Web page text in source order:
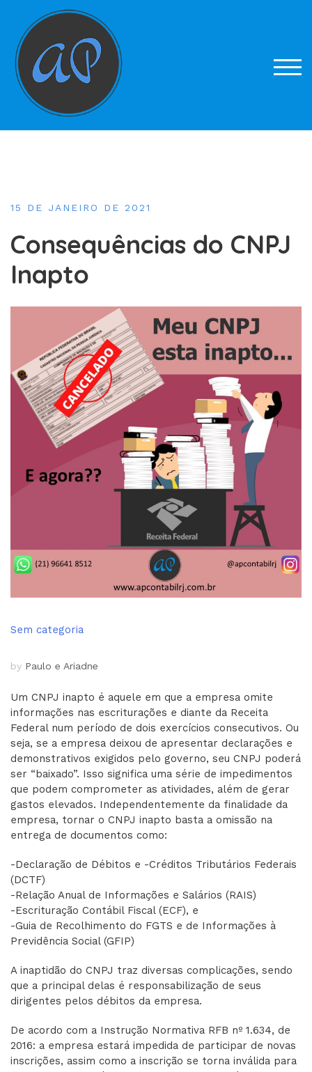
content
15 DE JANEIRO DE 2021
Consequências do CNPJ
Inapto
Sem categoria
by Paulo e Ariadne
Um CNPJ inapto é aquele em que a empresa omite
informações nas escriturações e diante da Receita
Federal num período de dois exercícios consecutivos. Ou
seja, se a empresa deixou de apresentar declarações e
demonstrativos exigidos pelo governo, seu CNPJ poderá
ser “baixado”. Isso significa uma série de impedimentos
que podem comprometer as atividades, além de gerar
gastos elevados. Independentemente da finalidade da
empresa, tornar o CNPJ inapto basta a omissão na
entrega de documentos como:
-Declaração de Débitos e -Créditos Tributários Federais
(DCTF)
-Relação Anual de Informações e Salários (RAIS)
-Escrituração Contábil Fiscal (ECF), e
-Guia de Recolhimento do FGTS e de Informações à
Previdência Social (GFIP)
A inaptidão do CNPJ traz diversas complicações, sendo
que a principal delas é responsabilização de seus
dirigentes pelos débitos da empresa.
De acordo com a Instrução Normativa RFB nº 1.634, de
2016: a empresa estará impedida de participar de novas
inscrições, assim como a inscrição se torna inválida para